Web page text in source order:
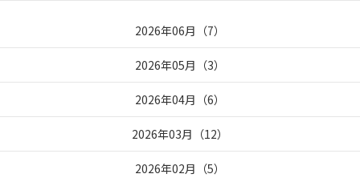
2026年06月 （7）
2026年05月 （3）
2026年04月 （6）
2026年03月 （12）
2026年02月 （5）